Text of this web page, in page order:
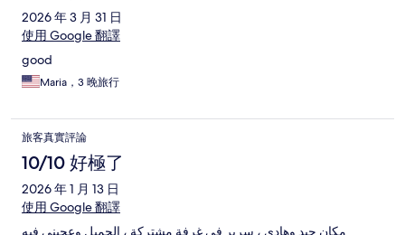
2026 年 3 月 31 日
使用 Google 翻譯
good
Maria，3 晚旅行
旅客真實評論
10/10 好極了
2026 年 1 月 13 日
使用 Google 翻譯
مكان جيد وهادي ، سرير في غرفة مشتركة ، الجميل وعجبني فيه